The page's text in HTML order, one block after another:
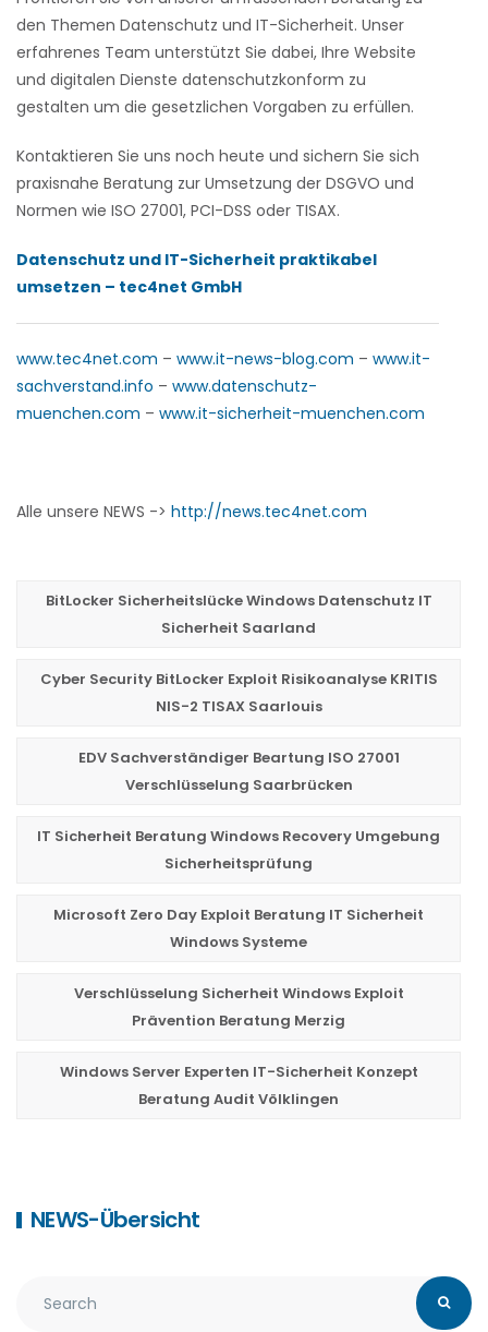
den Themen Datenschutz und IT-Sicherheit. Unser
erfahrenes Team unterstützt Sie dabei, Ihre Website
und digitalen Dienste datenschutzkonform zu
gestalten um die gesetzlichen Vorgaben zu erfüllen.
Kontaktieren Sie uns noch heute und sichern Sie sich
praxisnahe Beratung zur Umsetzung der DSGVO und
Normen wie ISO 27001, PCI-DSS oder TISAX.
Datenschutz und IT-Sicherheit praktikabel
umsetzen – tec4net GmbH
www.tec4net.com – www.it-news-blog.com – www.it-
sachverstand.info – www.datenschutz-
muenchen.com – www.it-sicherheit-muenchen.com
Alle unsere NEWS -> http://news.tec4net.com
BitLocker Sicherheitslücke Windows Datenschutz IT
Sicherheit Saarland
Cyber Security BitLocker Exploit Risikoanalyse KRITIS
NIS-2 TISAX Saarlouis
EDV Sachverständiger Beartung ISO 27001
Verschlüsselung Saarbrücken
IT Sicherheit Beratung Windows Recovery Umgebung
Sicherheitsprüfung
Microsoft Zero Day Exploit Beratung IT Sicherheit
Windows Systeme
Verschlüsselung Sicherheit Windows Exploit
Prävention Beratung Merzig
Windows Server Experten IT-Sicherheit Konzept
Beratung Audit Völklingen
NEWS-Übersicht